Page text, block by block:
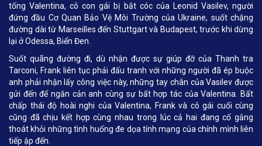
tống Valentina, cô con gái bị bắt cóc của Leonid Vasilev, người
đứng đầu Cơ Quan Bảo Vệ Môi Trường của Ukraine, suốt chặng
đường dài từ Marseilles đến Stuttgart và Budapest, trước khi dừng
lại ở Odessa, Biển Đen.
Suốt quãng đường đi, dù nhận được sự giúp đỡ của Thanh tra
Tarconi, Frank liên tục phải đấu tranh với những người đã ép buộc
anh phải nhận lấy công việc này, những tay chân của Vasilev được
gửi đến để ngăn cản anh cùng sự bất hợp tác của Valentina. Bất
chấp thái độ hoài nghi của Valentina, Frank và cô gái cuối cùng
cũng đã chịu kết hợp cùng nhau trong lúc cả hai đang cố gắng
thoát khỏi những tình huống đe dọa tính mạng của chính mình liên
tiếp ập đến.